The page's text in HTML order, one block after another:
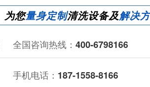
为您量身定制清洗设备及解决
全国咨询热线： 400-6798166
手机电话： 187-1558-8166